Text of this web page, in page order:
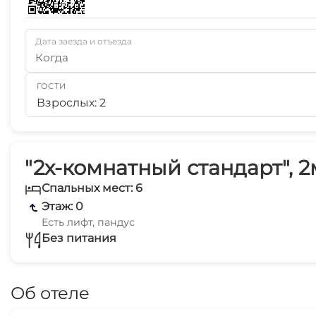
"2х-комнатный стандарт",
Спальных мест: 6
Этаж: 0
Есть лифт, пандус
Без питания
Об отеле
Дата заезда и отъезда
Когда
ГОСТИ
Взрослых: 2